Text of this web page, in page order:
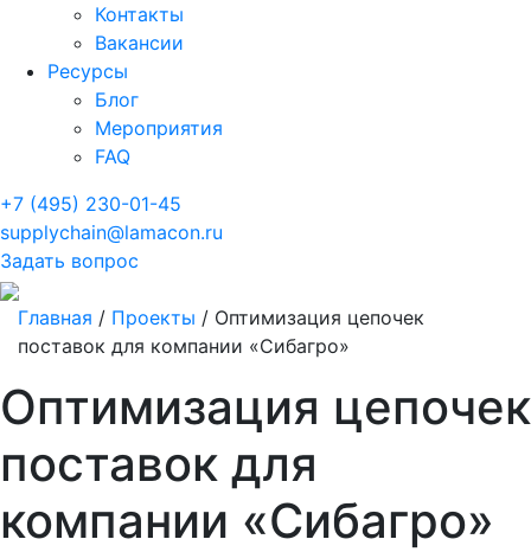
Контакты
Вакансии
Ресурсы
Блог
Мероприятия
FAQ
+7 (495) 230-01-45
supplychain@lamacon.ru
Задать вопрос
Главная / Проекты / Оптимизация цепочек
поставок для компании «Сибагро»
Оптимизация цепочек
поставок для
компании «Сибагро»